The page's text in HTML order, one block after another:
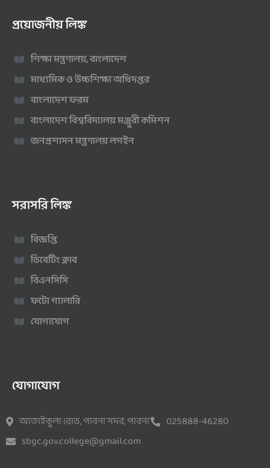
প্রয়োজনীয় লিঙ্ক
শিক্ষা মন্ত্রণালয়, বাংলাদেশ
মাধ্যমিক ও উচ্চশিক্ষা অধিদপ্তর
বাংলাদেশ ফরম
বাংলাদেশ বিশ্ববিদ্যালয় মঞ্জুরী কমিশন
জনপ্রশাসন মন্ত্রণালয় লগইন
সরাসরি লিঙ্ক
বিজ্ঞপ্তি
ডিবেটিং ক্লাব
বিএনসিসি
ফটো গ্যালারি
যোগাযোগ
যোগাযোগ
আতাইকুলা রোড, পাবনা সদর, পাবনা
025888-46280
sbgc.gov.college@gmail.com